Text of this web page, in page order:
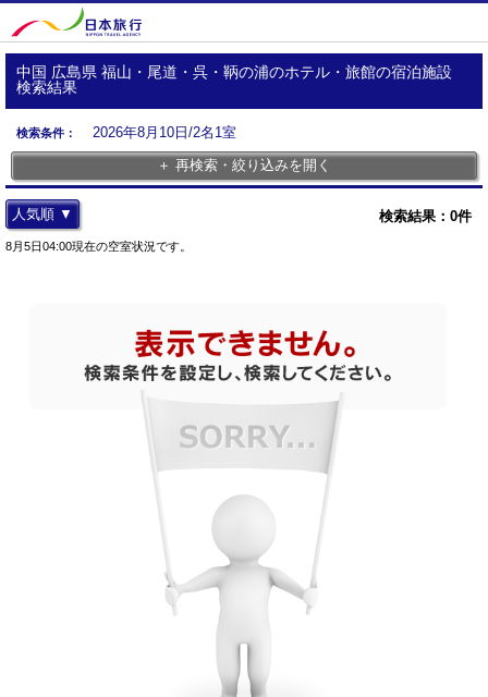
中国 広島県 福山・尾道・呉・鞆の浦のホテル・旅館の宿泊施設
検索結果
検索条件：
2026年8月10日/2名1室
＋ 再検索・絞り込みを開く
検索結果： 0件
人気順 ▼
8月5日04:00現在の空室状況です。